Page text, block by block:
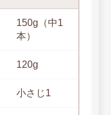
150g（中1
本）
120g
小さじ1